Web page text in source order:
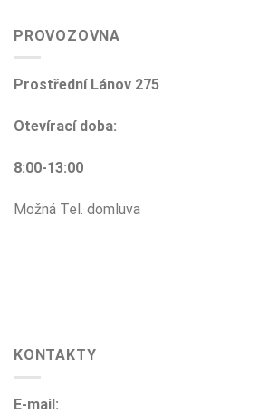
PROVOZOVNA
Prostřední Lánov 275
Otevírací doba:
8:00-13:00
Možná Tel. domluva
KONTAKTY
E-mail: